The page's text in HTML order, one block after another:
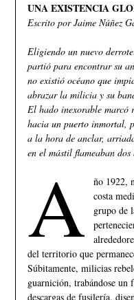
UNA EXISTENCIA
Escrito por Jaime Núñez
Eligiendo un nuevo
partió para encontrar su
no existió océano que
abrazar la milicia y su
El hado inexorable marcó
hacia un puerto inmortal,
a la hora de anclar,
en el mástil flameaban dos
A
ño 1922,
costa
grupo de
del territorio que
Súbitamente, milicias
guarnición, trabándose un
descargas de fusilería,